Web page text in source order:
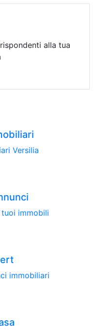
alla tua
Versilia
immobili
immobiliari